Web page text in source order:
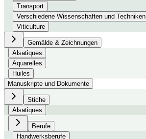
Transport
Verschiedene Wissenschaften und Techniken
Viticulture
Gemälde & Zeichnungen
Alsatiques
Aquarelles
Huiles
Manuskripte und Dokumente
Stiche
Alsatiques
Berufe
Handwerksberufe